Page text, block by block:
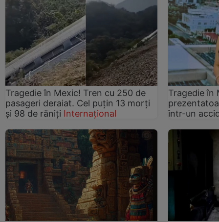
Tragedie în Mexic! Tren cu 250 de
pasageri deraiat. Cel puțin 13 morți
și 98 de răniți Internațional
Tragedie în
într-un